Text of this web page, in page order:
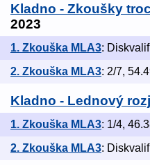
Kladno - Zkoušky
2023
1. Zkouška MLA3:
2. Zkouška MLA3: 2/7,
Kladno - Lednový
1. Zkouška MLA3: 1/4,
2. Zkouška MLA3: